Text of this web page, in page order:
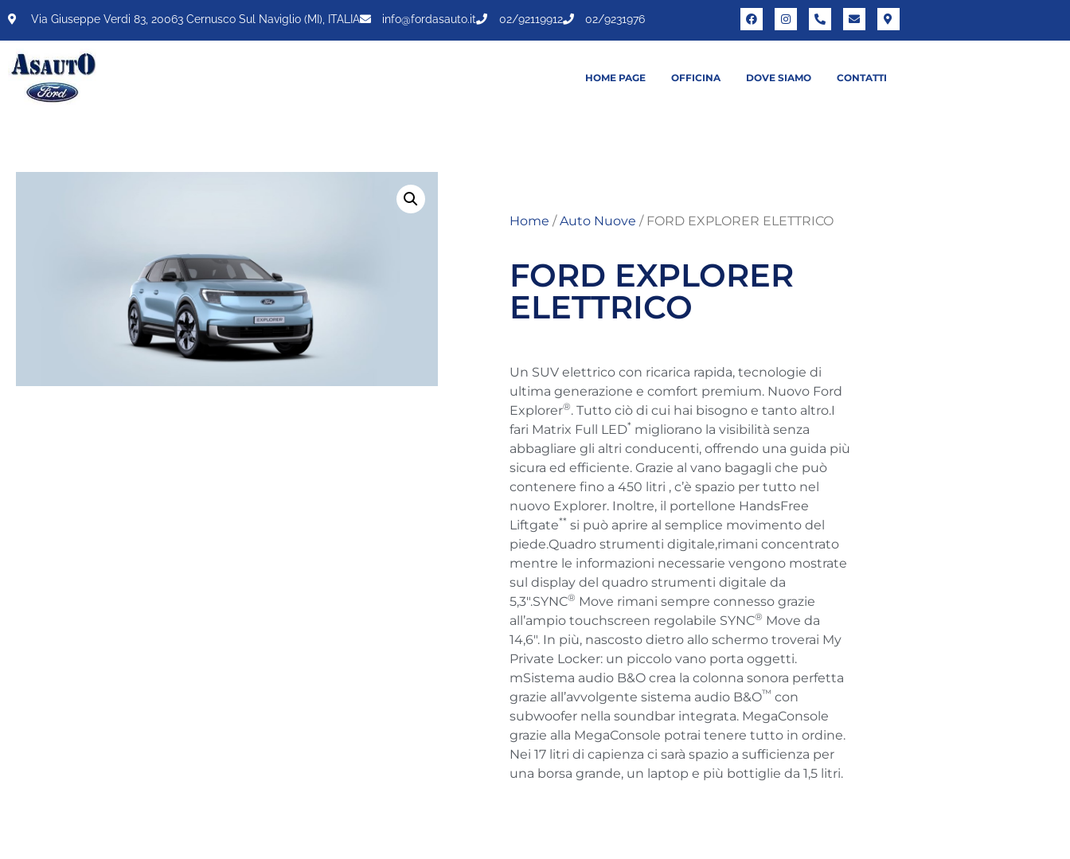
Via Giuseppe Verdi 83, 20063 Cernusco Sul Naviglio (MI), ITALIA info@fordasauto.it 02/92119912 02/9231976
HOME PAGE OFFICINA DOVE SIAMO CONTATTI
Home /Auto Nuove / FORD EXPLORER ELETTRICO
FORD EXPLORER
ELETTRICO
Un SUV elettrico con ricarica rapida, tecnologie di
ultima generazione e comfort premium. Nuovo Ford
Explorer®. Tutto ciò di cui hai bisogno e tanto altro.I
fari Matrix Full LED* migliorano la visibilità senza
abbagliare gli altri conducenti, offrendo una guida più
sicura ed efficiente. Grazie al vano bagagli che può
contenere fino a 450 litri , c’è spazio per tutto nel
nuovo Explorer. Inoltre, il portellone HandsFree
Liftgate** si può aprire al semplice movimento del
piede.Quadro strumenti digitale,rimani concentrato
mentre le informazioni necessarie vengono mostrate
sul display del quadro strumenti digitale da
5,3″.SYNC® Move rimani sempre connesso grazie
all’ampio touchscreen regolabile SYNC® Move da
14,6″. In più, nascosto dietro allo schermo troverai My
Private Locker: un piccolo vano porta oggetti.
mSistema audio B&O crea la colonna sonora perfetta
grazie all’avvolgente sistema audio B&O™ con
subwoofer nella soundbar integrata. MegaConsole
grazie alla MegaConsole potrai tenere tutto in ordine.
Nei 17 litri di capienza ci sarà spazio a sufficienza per
una borsa grande, un laptop e più bottiglie da 1,5 litri.